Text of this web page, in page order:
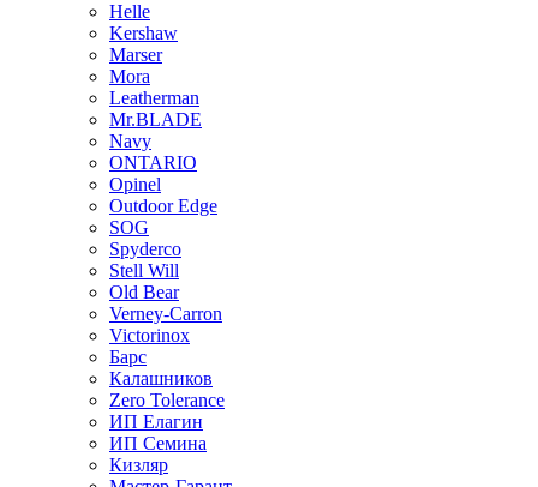
Helle
Kershaw
Marser
Mora
Leatherman
Mr.BLADE
Navy
ONTARIO
Opinel
Outdoor Edge
SOG
Spyderco
Stell Will
Old Bear
Verney-Carron
Victorinox
Барс
Калашников
Zero Tolerance
ИП Елагин
ИП Семина
Кизляр